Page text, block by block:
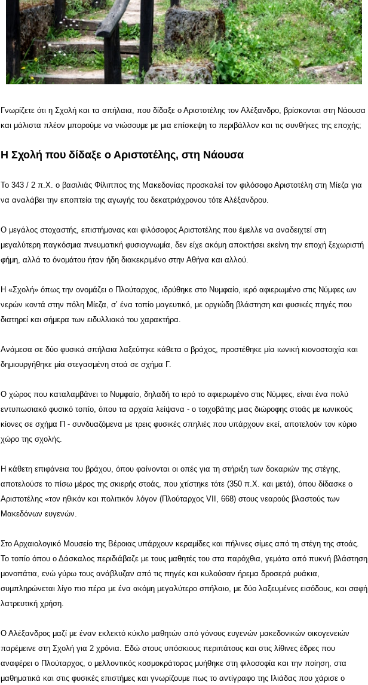
Γνωρίζετε ότι η Σχολή και τα σπήλαια, που δίδαξε ο Αριστοτέλης τον Αλέξανδρο, βρίσκονται στη Νάουσα
και μάλιστα πλέον μπορούμε να νιώσουμε με μια επίσκεψη το περιβάλλον και τις συνθήκες της εποχής;
Η Σχολή που δίδαξε ο Αριστοτέλης, στη Νάουσα
Το 343 / 2 π.Χ. ο βασιλιάς Φίλιππος της Μακεδονίας προσκαλεί τον φιλόσοφο Αριστοτέλη στη Μίεζα για
να αναλάβει την εποπτεία της αγωγής του δεκατριάχρονου τότε Αλέξανδρου.
Ο μεγάλος στοχαστής, επιστήμονας και φιλόσοφος Αριστοτέλης που έμελλε να αναδειχτεί στη
μεγαλύτερη παγκόσμια πνευματική φυσιογνωμία, δεν είχε ακόμη αποκτήσει εκείνη την εποχή ξεχωριστή
φήμη, αλλά το όνομάτου ήταν ήδη διακεκριμένο στην Αθήνα και αλλού.
Η «Σχολή» όπως την ονομάζει ο Πλούταρχος, ιδρύθηκε στο Νυμφαίο, ιερό αφιερωμένο στις Νύμφες ων
νερών κοντά στην πόλη Μίεζα, σ’ ένα τοπίο μαγευτικό, με οργιώδη βλάστηση και φυσικές πηγές που
διατηρεί και σήμερα των ειδυλλιακό του χαρακτήρα.
Ανάμεσα σε δύο φυσικά σπήλαια λαξεύτηκε κάθετα ο βράχος, προστέθηκε μία ιωνική κιονοστοιχία και
δημιουργήθηκε μία στεγασμένη στοά σε σχήμα Γ.
Ο χώρος που καταλαμβάνει το Νυμφαίο, δηλαδή το ιερό το αφιερωμένο στις Νύμφες, είναι ένα πολύ
εντυπωσιακό φυσικό τοπίο, όπου τα αρχαία λείψανα - ο τοιχοβάτης μιας διώροφης στοάς με ιωνικούς
κίονες σε σχήμα Π - συνδυαζόμενα με τρεις φυσικές σπηλιές που υπάρχουν εκεί, αποτελούν τον κύριο
χώρο της σχολής.
Η κάθετη επιφάνεια του βράχου, όπου φαίνονται οι οπές για τη στήριξη των δοκαριών της στέγης,
αποτελούσε το πίσω μέρος της σκιερής στοάς, που χτίστηκε τότε (350 π.Χ. και μετά), όπου δίδασκε ο
Αριστοτέλης «τον ηθικόν και πολιτικόν λόγον (Πλούταρχος VII, 668) στους νεαρούς βλαστούς των
Μακεδόνων ευγενών.
Στο Αρχαιολογικό Μουσείο της Βέροιας υπάρχουν κεραμίδες και πήλινες σίμες από τη στέγη της στοάς.
Το τοπίο όπου ο Δάσκαλος περιδιάβαζε με τους μαθητές του στα παρόχθια, γεμάτα από πυκνή βλάστηση
μονοπάτια, ενώ γύρω τους ανάβλυζαν από τις πηγές και κυλούσαν ήρεμα δροσερά ρυάκια,
συμπληρώνεται λίγο πιο πέρα με ένα ακόμη μεγαλύτερο σπήλαιο, με δύο λαξευμένες εισόδους, και σαφή
λατρευτική χρήση.
Ο Αλέξανδρος μαζί με έναν εκλεκτό κύκλο μαθητών από γόνους ευγενών μακεδονικών οικογενειών
παρέμεινε στη Σχολή για 2 χρόνια. Εδώ στους υπόσκιους περιπάτους και στις λίθινες έδρες που
αναφέρει ο Πλούταρχος, ο μελλοντικός κοσμοκράτορας μυήθηκε στη φιλοσοφία και την ποίηση, στα
μαθηματικά και στις φυσικές επιστήμες και γνωρίζουμε πως το αντίγραφο της Ιλιάδας που χάρισε ο